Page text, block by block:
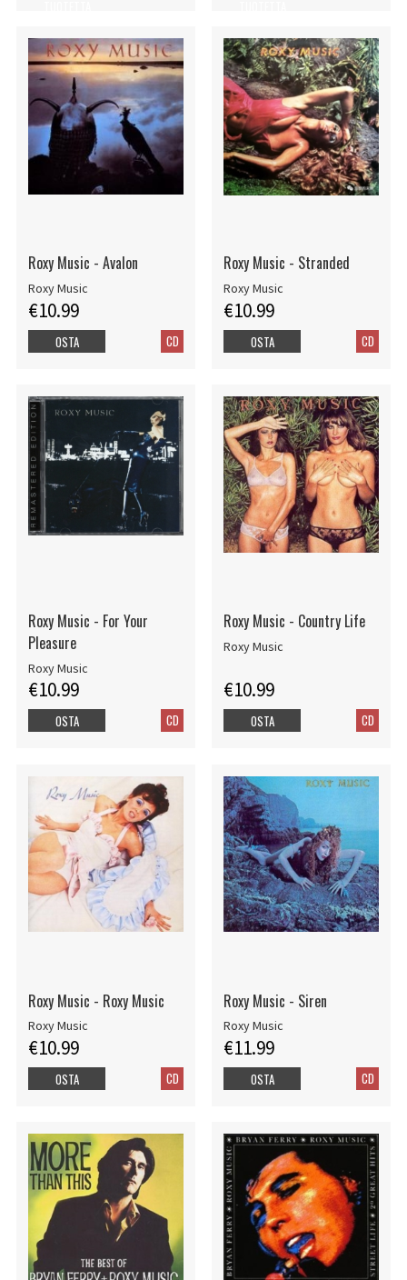
Roxy Music - Avalon
Roxy Music
€10.99
CD
OSTA
Roxy Music - Stranded
Roxy Music
€10.99
CD
OSTA
Roxy Music - For Your
Pleasure
Roxy Music
€10.99
CD
OSTA
Roxy Music - Country Life
Roxy Music
€10.99
CD
OSTA
Roxy Music - Roxy Music
Roxy Music
€10.99
CD
OSTA
Roxy Music - Siren
Roxy Music
€11.99
CD
OSTA